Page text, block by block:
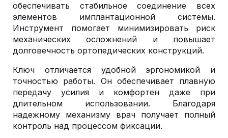
обеспечивать стабильное соединение всех
элементов имплантационной системы.
Инструмент помогает минимизировать риск
механических осложнений и повышает
долговечность ортопедических конструкций.
Ключ отличается удобной эргономикой и
точностью работы. Он обеспечивает плавную
передачу усилия и комфортен даже при
длительном использовании. Благодаря
надежному механизму врач получает полный
контроль над процессом фиксации.